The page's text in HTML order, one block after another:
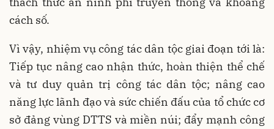
cách số.
Vì vậy, nhiệm vụ công tác dân tộc giai đoạn tới là:
Tiếp tục nâng cao nhận thức, hoàn thiện thể chế
và tư duy quản trị công tác dân tộc; nâng cao
năng lực lãnh đạo và sức chiến đấu của tổ chức cơ
sở đảng vùng DTTS và miền núi; đẩy mạnh công